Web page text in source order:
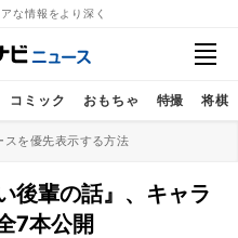
な情報をより深く
コミック おもちゃ 特撮 将棋
を優先表示する方法
後輩の話』、キャラ
7本公開